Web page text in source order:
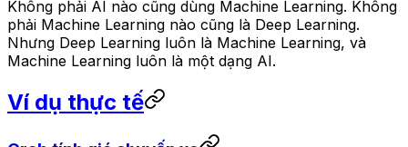
Không phải AI nào cũng dùng Machine Learning. Không
phải Machine Learning nào cũng là Deep Learning.
Nhưng Deep Learning luôn là Machine Learning, và
Machine Learning luôn là một dạng AI.
Ví dụ thực tế